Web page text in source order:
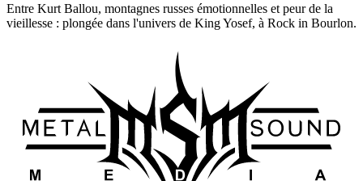
Entre Kurt Ballou, montagnes russes émotionnelles et peur de la
vieillesse : plongée dans l'univers de King Yosef, à Rock in Bourlon.